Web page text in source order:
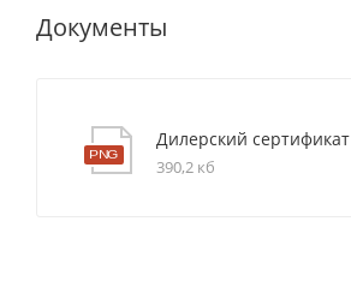
Документы
Дилерский сертификат
390,2 кб